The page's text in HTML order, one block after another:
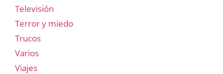
Televisión
Terror y miedo
Trucos
Varios
Viajes